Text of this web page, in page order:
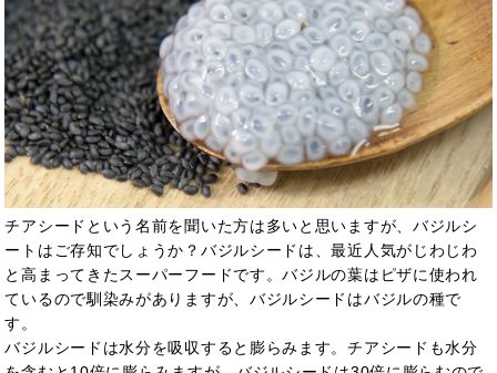
チアシードという名前を聞いた方は多いと思いますが、バジルシ
ートはご存知でしょうか？バジルシードは、最近人気がじわじわ
と高まってきたスーパーフードです。バジルの葉はピザに使われ
ているので馴染みがありますが、バジルシードはバジルの種で
す。
バジルシードは水分を吸収すると膨らみます。チアシードも水分